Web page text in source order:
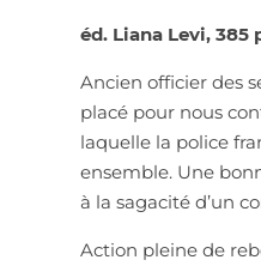
éd. Liana Levi, 385
Ancien officier des
placé pour nous
laquelle la police
ensemble. Une
à la sagacité d’un
Action pleine de